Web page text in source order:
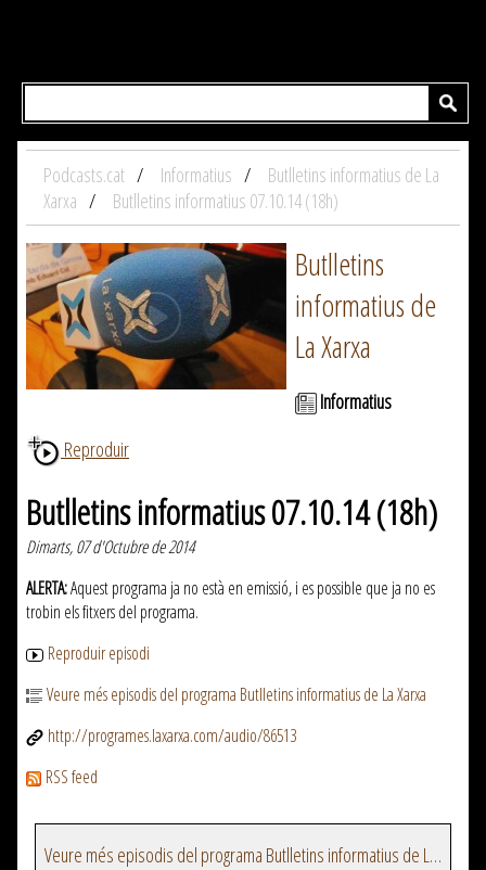
Podcasts.cat Informatius
Butlletins informatius de La
Xarxa
Butlletins informatius 07.10.14 (18h)
Butlletins
informatius de
La Xarxa
Informatius
Reproduir
Butlletins informatius 07.10.14 (18h)
Dimarts, 07 d'Octubre de 2014
ALERTA:Aquest programa ja no està en emissió, i es possible que ja no es
trobin els fitxers del programa.
Reproduir episodi
Veure més episodis del programa Butlletins informatius de La Xarxa
http://programes.laxarxa.com/audio/86513
RSS feed
Veure més episodis del programa Butlletins informatius de La Xarxa